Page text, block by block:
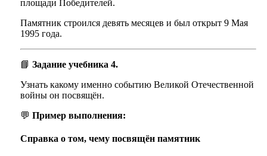
площади Победителей.
Памятник строился девять месяцев и был открыт 9 Мая
1995 года.
📘 Задание учебника 4.
Узнать какому именно событию Великой Отечественной
войны он посвящён.
💬 Пример выполнения:
Справка о том, чему посвящён памятник